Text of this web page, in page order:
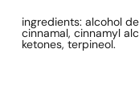
ingredients: alcohol
cinnamal, cinnamyl
ketones, terpineol.